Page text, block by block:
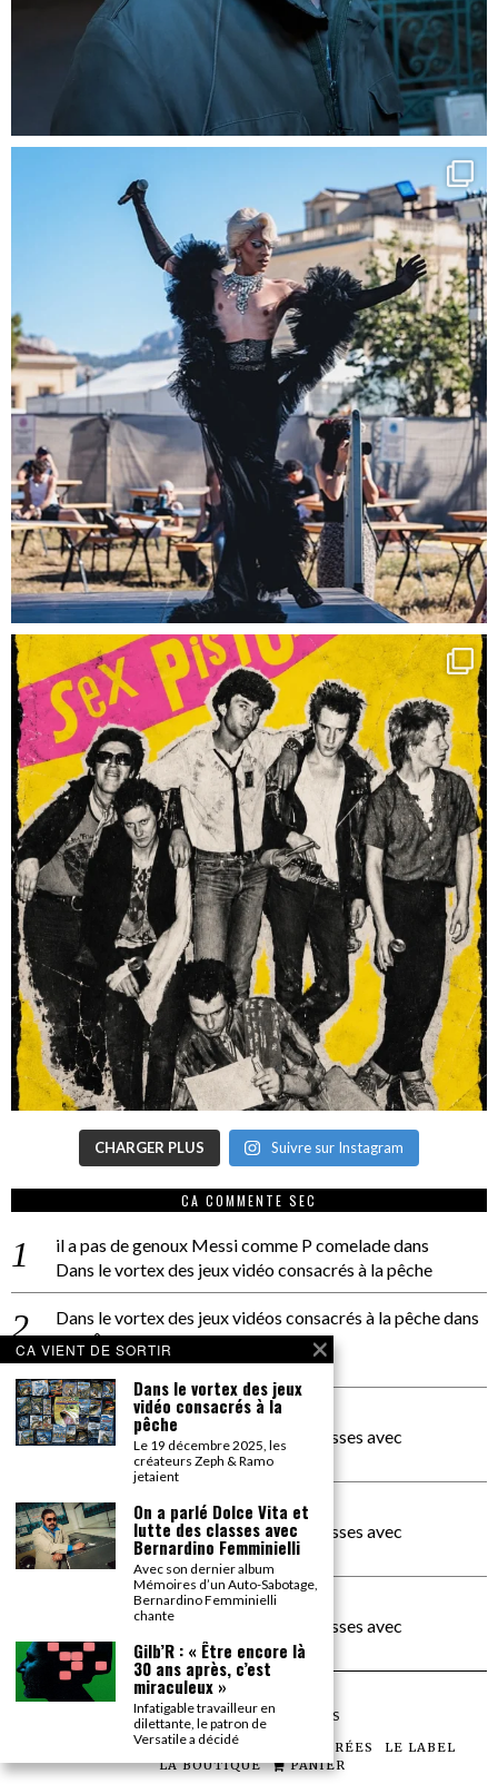
CHARGER PLUS Suivre sur Instagram
CA COMMENTE SEC
il a pas de genoux Messi comme P comeladedans
Dans le vortex des jeux vidéo consacrés à la pêche
Dans le vortex des jeux vidéos consacrés à la pêchedans
PACÔME THIELLEMENT
La séance d’Hip Gnose
La Patrie
dans
On a parlé Dolce Vita et lutte des classes avec
Bernardino Femminielli
carte noire negra à l'o tiededans
On a parlé Dolce Vita et lutte des classes avec
Bernardino Femminielli
moise et son mascarédans
On a parlé Dolce Vita et lutte des classes avec
Bernardino Femminielli
©2026TOUS DROITS RÉSERVÉS
LES ARTICLES LE MAGAZINE LES SOIRÉES
LE LABEL
LA BOUTIQUE
PANIER
CA VIENT DE SORTIR
Dans le vortex des jeux
vidéo consacrés à la
pêche
Le 19 décembre 2025, les
créateurs Zeph & Ramo
jetaient
On a parlé Dolce Vita et
lutte des classes avec
Bernardino Femminielli
Avec son dernier album
Mémoires d’un Auto-Sabotage,
Bernardino Femminielli
chante
Gilb’R : « Être encore là
30 ans après, c’est
miraculeux »
Infatigable travailleur en
dilettante, le patron de
Versatile a décidé